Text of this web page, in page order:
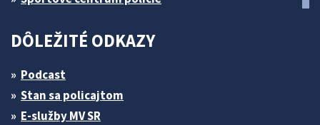
DÔLEŽITÉ ODKAZY
Podcast
Stan sa policajtom
E-služby MV SR